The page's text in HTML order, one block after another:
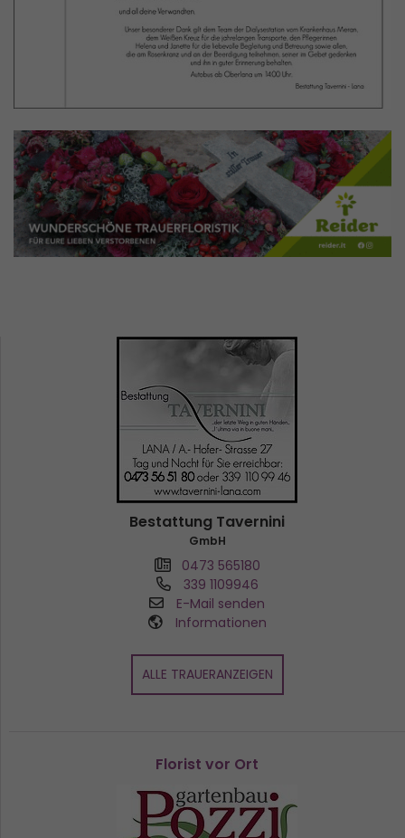
Bestattung Tavernini
GmbH
0473 565180
339 1109946
E-Mail senden
Informationen
ALLE TRAUERANZEIGEN
Florist vor Ort